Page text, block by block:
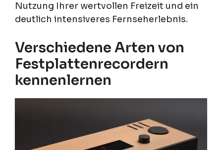
Nutzung Ihrer wertvollen Freizeit und ein
deutlich intensiveres Fernseherlebnis.
Verschiedene Arten von
Festplattenrecordern
kennenlernen